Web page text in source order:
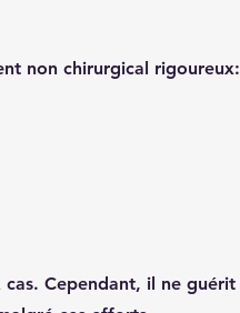
non chirurgical rigoureux:
Cependant, il ne guérit